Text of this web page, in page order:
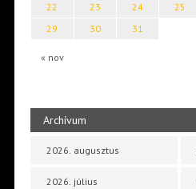
« nov
22
23 24 25
29
30 31
Archívum
2026. augusztus
2026. július